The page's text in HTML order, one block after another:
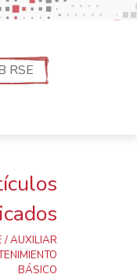
RSE
/ AUXILIAR
BÁSICO